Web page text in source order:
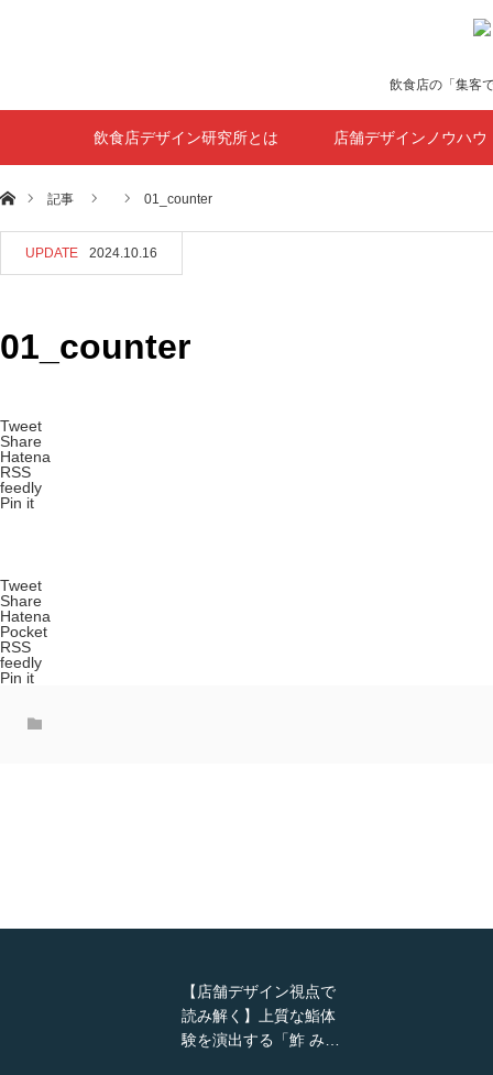
飲食店の「集客
飲食店デザイン研究所とは 店舗デザインノウハウ
ホーム記事 01_counter
UPDATE 2024.10.16
01_counter
Tweet
Share
Hatena
RSS
feedly
Pin it
Tweet
Share
Hatena
Pocket
RSS
feedly
Pin it
【店舗デザイン視点で
読み解く】上質な鮨体
験を演出する「鮓 み…